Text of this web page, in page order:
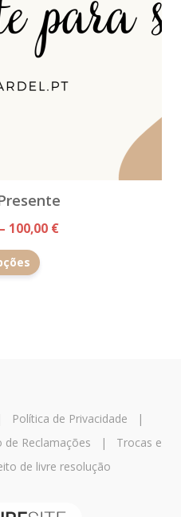
100,00 €
Política de Privacidade |
de Reclamações | Trocas e
de livre resolução